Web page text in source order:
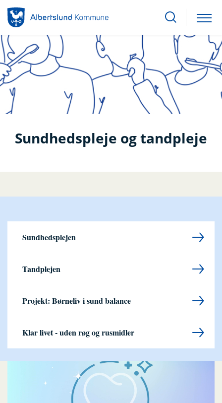
Sundhedspleje og tandpleje
Sundhedsplejen
Tandplejen
Projekt: Børneliv i sund balance
Klar livet - uden røg og rusmidler